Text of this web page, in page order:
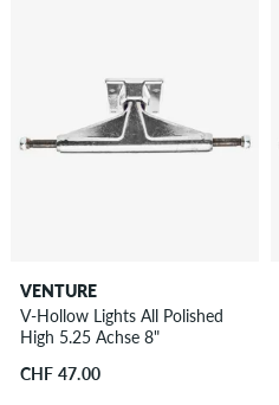
VENTURE
V-Hollow Lights All Polished
High 5.25 Achse 8"
CHF 47.00